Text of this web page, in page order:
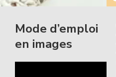
Mode d’emploi
en images